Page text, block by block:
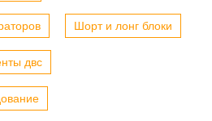
Шорт и лонг блоки
двс